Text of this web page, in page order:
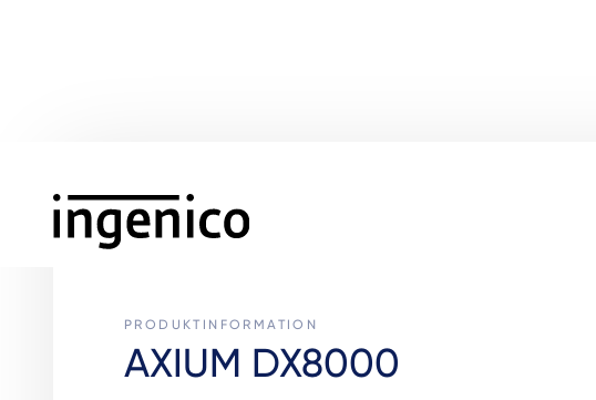
PRODUKTINFORMATION
AXIUM DX8000